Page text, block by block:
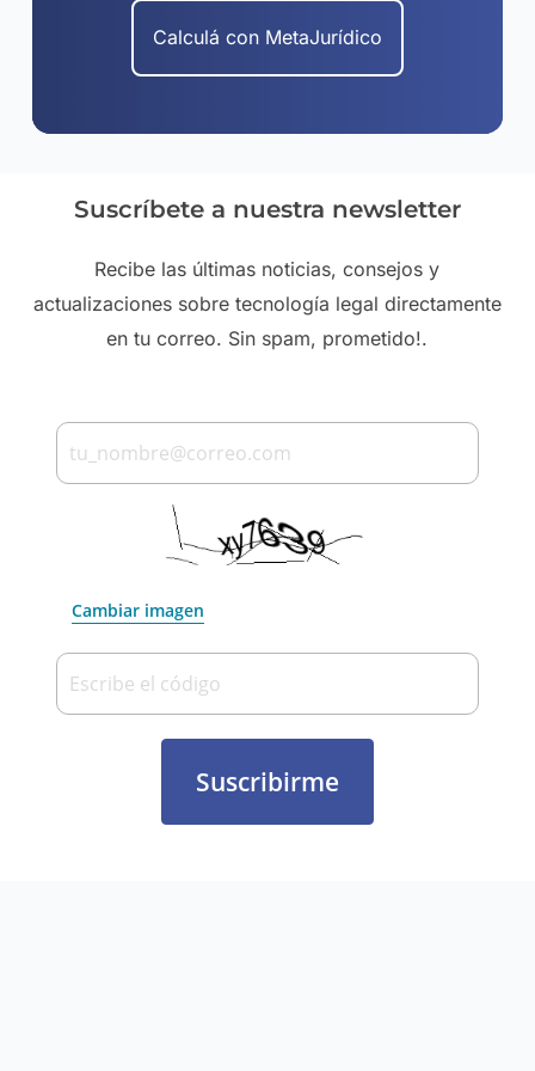
Calculá con MetaJurídico
Suscríbete a nuestra newsletter
Recibe las últimas noticias, consejos y
actualizaciones sobre tecnología legal directamente
en tu correo. Sin spam, prometido!.
tu_nombre@correo.com
Cambiar imagen
Escribe el código